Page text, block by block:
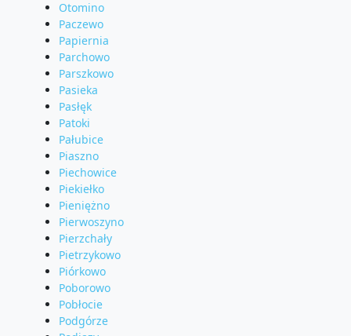
Otomino
Paczewo
Papiernia
Parchowo
Parszkowo
Pasieka
Pasłęk
Patoki
Pałubice
Piaszno
Piechowice
Piekiełko
Pieniężno
Pierwoszyno
Pierzchały
Pietrzykowo
Piórkowo
Poborowo
Pobłocie
Podgórze